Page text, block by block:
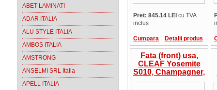
ABET LAMINATI
ADAR ITALIA
ALU STYLE ITALIA
AMBOS ITALIA
AMSTRONG
ANSELMI SRL Italia
APELL ITALIA
Pret: 845.14 LEI cu TVA
inclus
Cumpara Detalii produs
Fata (front) usa,
CLEAF Yosemite
S010, Champagner,
cant ABS la